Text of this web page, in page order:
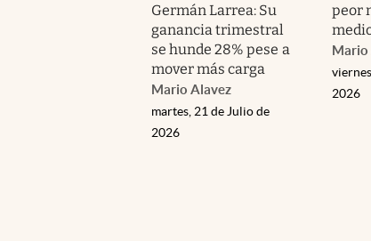
Germán Larrea: Su
ganancia trimestral
se hunde 28% pese a
mover más carga
Mario Alavez
martes, 21 de Julio de
2026
peor
Mario
2026